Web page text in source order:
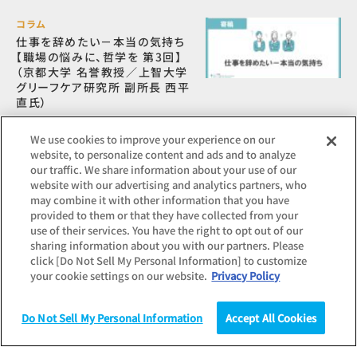
統計（データ） コラム
コラム
仕事を辞めたい－本当の気持ち
【職場の悩みに、哲学を 第3回】
（京都大学 名誉教授／上智大学
グリーフケア研究所 副所長 西平
直氏）
コラム
評価も給与も十分なはずなの
に、従業員が不満を抱くメカニズ
ム：相対的剝奪感
コラム
仕事ができないと周囲に思われ
We use cookies to improve your experience on our
website, to personalize content and ads and to analyze
our traffic. We share information about your use of our
website with our advertising and analytics partners, who
may combine it with other information that you have
provided to them or that they have collected from your
use of their services. You have the right to opt out of our
sharing information about you with our partners. Please
click [Do Not Sell My Personal Information] to customize
your cookie settings on our website. Privacy Policy
Do Not Sell My Personal Information Accept All Cookies